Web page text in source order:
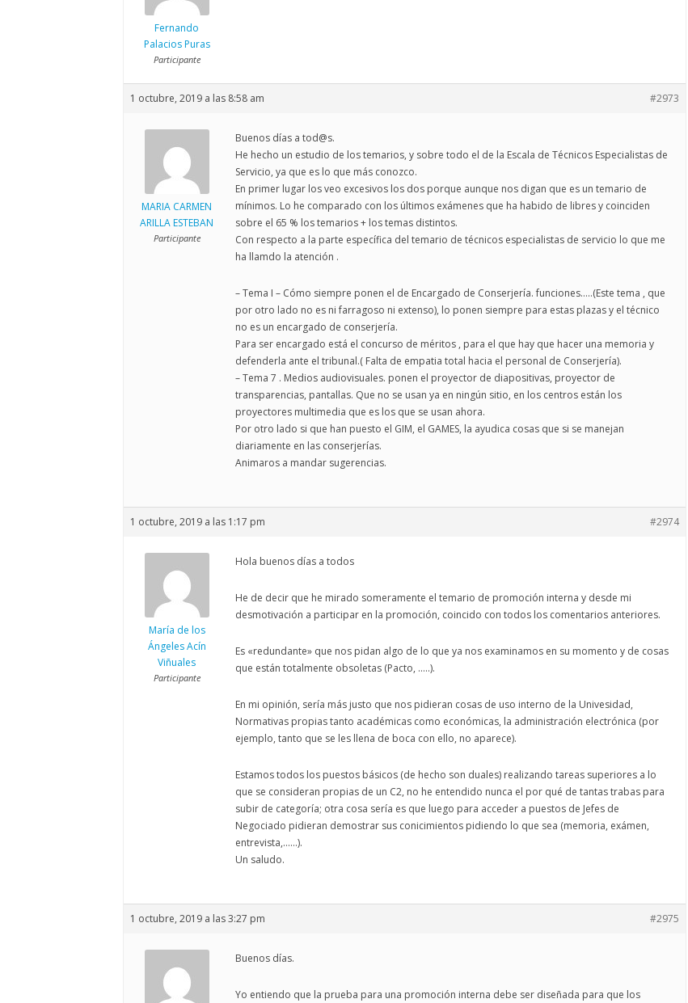
Fernando
Palacios Puras
Participante
1 octubre, 2019 a las 8:58 am #2973
MARIA CARMEN
ARILLA ESTEBAN
Participante
Buenos días a tod@s.
He hecho un estudio de los temarios, y sobre todo el de la Escala de Técnicos Especialistas de
Servicio, ya que es lo que más conozco.
En primer lugar los veo excesivos los dos porque aunque nos digan que es un temario de
mínimos. Lo he comparado con los últimos exámenes que ha habido de libres y coinciden
sobre el 65 % los temarios + los temas distintos.
Con respecto a la parte específica del temario de técnicos especialistas de servicio lo que me
ha llamdo la atención .
– Tema I – Cómo siempre ponen el de Encargado de Conserjería. funciones…..(Este tema , que
por otro lado no es ni farragoso ni extenso), lo ponen siempre para estas plazas y el técnico
no es un encargado de conserjería.
Para ser encargado está el concurso de méritos , para el que hay que hacer una memoria y
defenderla ante el tribunal.( Falta de empatia total hacia el personal de Conserjería).
– Tema 7 . Medios audiovisuales. ponen el proyector de diapositivas, proyector de
transparencias, pantallas. Que no se usan ya en ningún sitio, en los centros están los
proyectores multimedia que es los que se usan ahora.
Por otro lado si que han puesto el GIM, el GAMES, la ayudica cosas que si se manejan
diariamente en las conserjerías.
Animaros a mandar sugerencias.
1 octubre, 2019 a las 1:17 pm #2974
María de los
Ángeles Acín
Viñuales
Participante
Hola buenos días a todos
He de decir que he mirado someramente el temario de promoción interna y desde mi
desmotivación a participar en la promoción, coincido con todos los comentarios anteriores.
Es «redundante» que nos pidan algo de lo que ya nos examinamos en su momento y de cosas
que están totalmente obsoletas (Pacto, …..).
En mi opinión, sería más justo que nos pidieran cosas de uso interno de la Univesidad,
Normativas propias tanto académicas como económicas, la administración electrónica (por
ejemplo, tanto que se les llena de boca con ello, no aparece).
Estamos todos los puestos básicos (de hecho son duales) realizando tareas superiores a lo
que se consideran propias de un C2, no he entendido nunca el por qué de tantas trabas para
subir de categoría; otra cosa sería es que luego para acceder a puestos de Jefes de
Negociado pidieran demostrar sus conicimientos pidiendo lo que sea (memoria, exámen,
entrevista,……).
Un saludo.
1 octubre, 2019 a las 3:27 pm #2975
Buenos días.
Yo entiendo que la prueba para una promoción interna debe ser diseñada para que los